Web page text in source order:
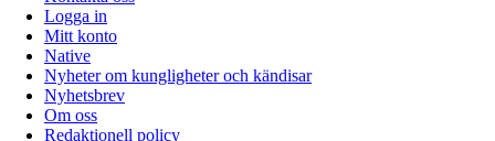
Logga in
Mitt konto
Native
Nyheter om kungligheter och kändisar
Nyhetsbrev
Om oss
Redaktionell policy